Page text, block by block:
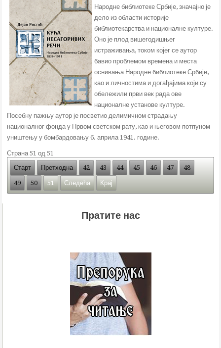
Народне библиотеке Србије, значајно је
дело из области историје
библиотекарства и националне културе.
Оно је плод вишегодишњег
истраживања, током којег се аутор
бавио проблемом времена и места
оснивања Народне библиотеке Србије,
као и личностима и догађајима који су
обележили први век рада ове
националне установе културе.
Посебну пажњу аутор је посветио делимичном страдању
националног фонда у Првом светском рату, као и његовом потпуном
уништењу у бомбардовању 6. априла 1941. године.
Страна 51 од 51
Старт
Претходна 42 43 44 45 46 47 48
49 50 51 Следећа Крај
Пратите нас